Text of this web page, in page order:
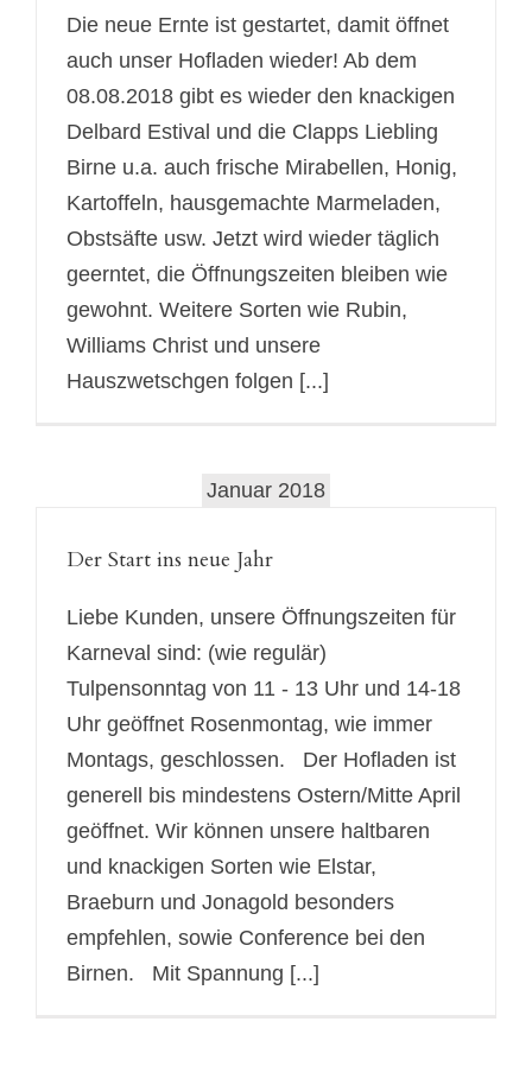
Die neue Ernte ist gestartet, damit öffnet
auch unser Hofladen wieder! Ab dem
08.08.2018 gibt es wieder den knackigen
Delbard Estival und die Clapps Liebling
Birne u.a. auch frische Mirabellen, Honig,
Kartoffeln, hausgemachte Marmeladen,
Obstsäfte usw. Jetzt wird wieder täglich
geerntet, die Öffnungszeiten bleiben wie
gewohnt. Weitere Sorten wie Rubin,
Williams Christ und unsere
Hauszwetschgen folgen [...]
Januar 2018
Der Start ins neue Jahr
Liebe Kunden, unsere Öffnungszeiten für
Karneval sind: (wie regulär)
Tulpensonntag von 11 - 13 Uhr und 14-18
Uhr geöffnet Rosenmontag, wie immer
Montags, geschlossen. Der Hofladen ist
generell bis mindestens Ostern/Mitte April
geöffnet. Wir können unsere haltbaren
und knackigen Sorten wie Elstar,
Braeburn und Jonagold besonders
empfehlen, sowie Conference bei den
Birnen. Mit Spannung [...]